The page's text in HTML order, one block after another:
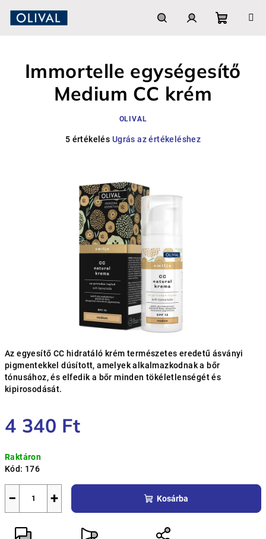
Az egyesítő CC hidratáló krém természetes eredetű ásványi
pigmentekkel dúsított, amelyek alkalmazkodnak a bőr
tónusához, és elfedik a bőr minden tökéletlenségét és
kipirosodását.
4 340 Ft
Raktáron
Kód: 176
+
− Kosárba
Immortelle egységesítő
Medium CC krém
OLIVAL
A
csillag.
5 értékelés Ugrás az értékeléshez